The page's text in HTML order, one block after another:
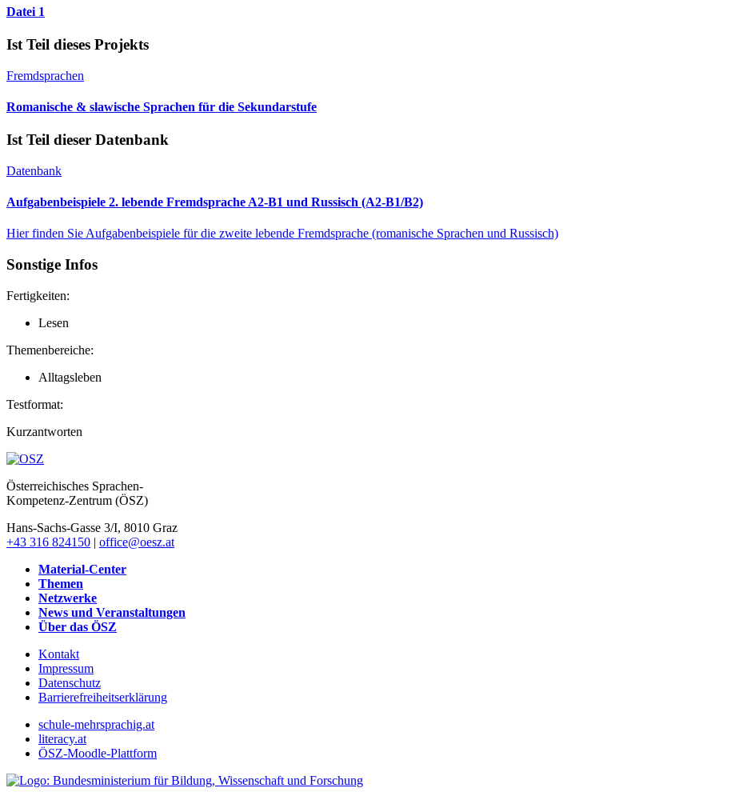
Datei 1
Ist Teil dieses Projekts
Fremdsprachen
Romanische & slawische Sprachen für die Sekundarstufe
Ist Teil dieser Datenbank
Datenbank
Aufgabenbeispiele 2. lebende Fremdsprache A2-B1 und Russisch (A2-B1/B2)
Hier finden Sie Aufgabenbeispiele für die zweite lebende Fremdsprache (romanische Sprachen und Russisch)
Sonstige Infos
Fertigkeiten:
Lesen
Themenbereiche:
Alltagsleben
Testformat:
Kurzantworten
Österreichisches Sprachen-
Kompetenz-Zentrum (ÖSZ)
Hans-Sachs-Gasse 3/I, 8010 Graz
+43 316 824150 | office@oesz.at
Material-Center
Themen
Netzwerke
News und Veranstaltungen
Über das ÖSZ
Kontakt
Impressum
Datenschutz
Barrierefreiheitserklärung
schule-mehrsprachig.at
literacy.at
ÖSZ-Moodle-Plattform